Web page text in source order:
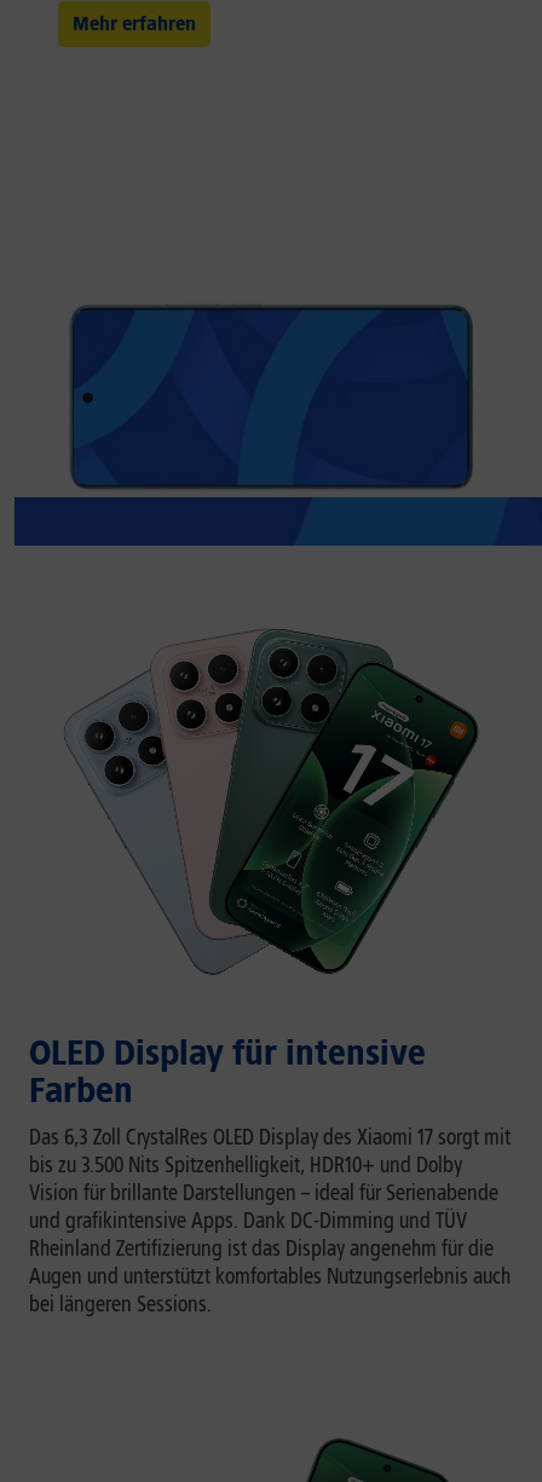
Mehr erfahren
OLED Display für intensive
Farben
Das 6,3 Zoll CrystalRes OLED Display des Xiaomi 17 sorgt mit
bis zu 3.500 Nits Spitzenhelligkeit, HDR10+ und Dolby
Vision für brillante Darstellungen – ideal für Serienabende
und grafikintensive Apps. Dank DC-Dimming und TÜV
Rheinland Zertifizierung ist das Display angenehm für die
Augen und unterstützt komfortables Nutzungserlebnis auch
bei längeren Sessions.